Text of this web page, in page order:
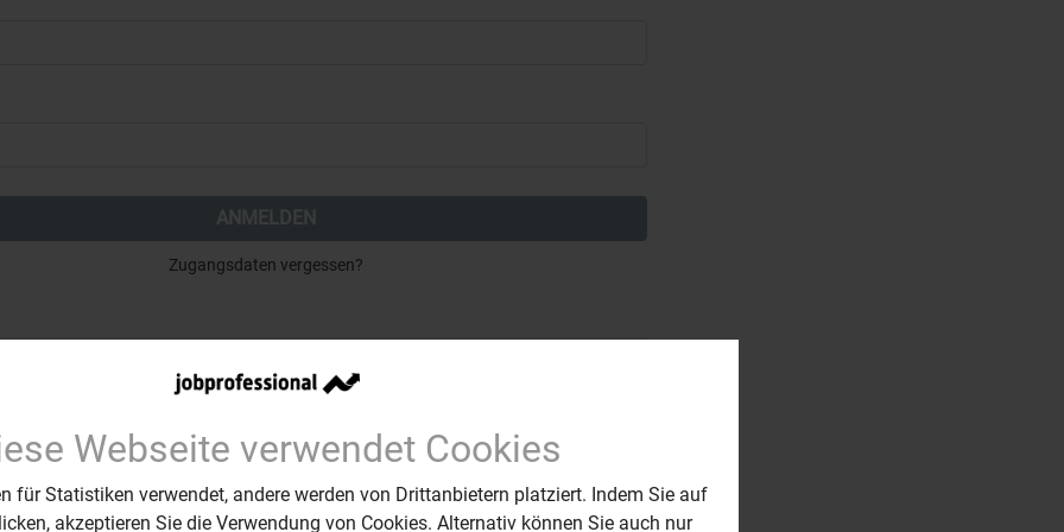
Webseite verwendet Cookies
für Statistiken verwendet, andere werden von Drittanbietern platziert. Indem Sie auf
akzeptieren Sie die Verwendung von Cookies. Alternativ können Sie auch nur
ANMELDEN
Zugangsdaten vergessen?
Sie haben noch kein Profil?
REGISTRIEREN